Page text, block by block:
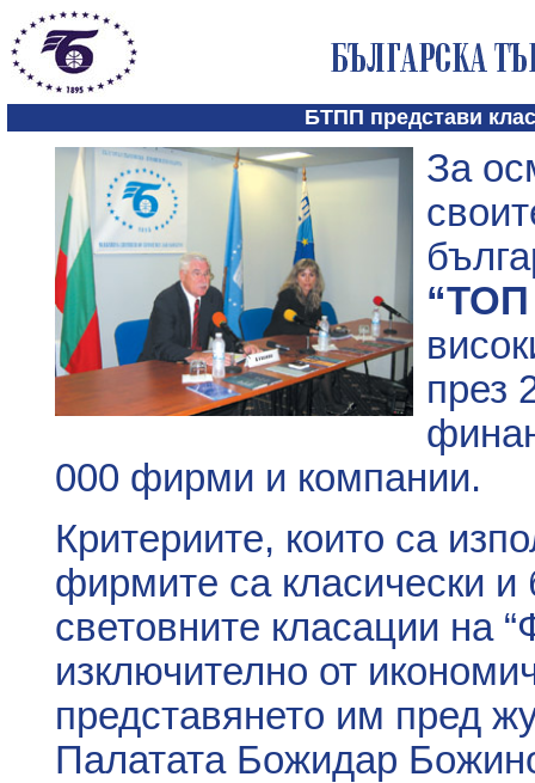
БТПП представи
За
“ТОП
през
000 фирми и компании.
Критериите, които са
фирмите са класически и
световните класации на
изключително от
представянето им пред
Палатата Божидар